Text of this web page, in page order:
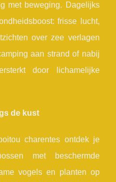
met beweging. Dagelijks
frisse lucht,
over zee verlagen
aan strand of nabij
door lichamelijke
de kust
charentes ontdek je
met beschermde
vogels en planten op